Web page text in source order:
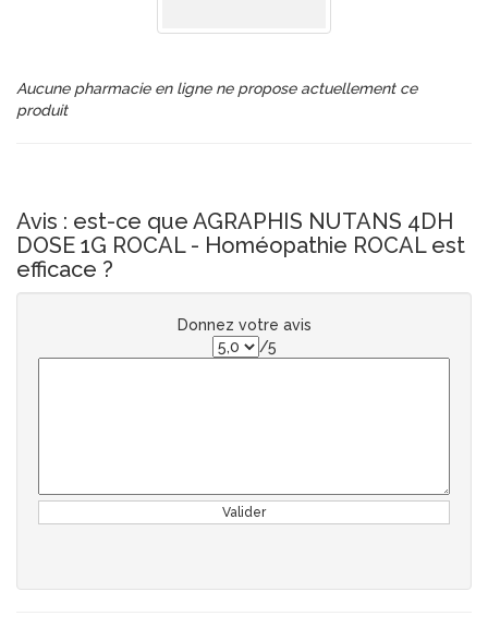
Aucune pharmacie en ligne ne propose actuellement ce
produit
Avis : est-ce que AGRAPHIS NUTANS 4DH
DOSE 1G ROCAL - Homéopathie ROCAL est
efficace ?
Donnez votre avis
/5
Valider